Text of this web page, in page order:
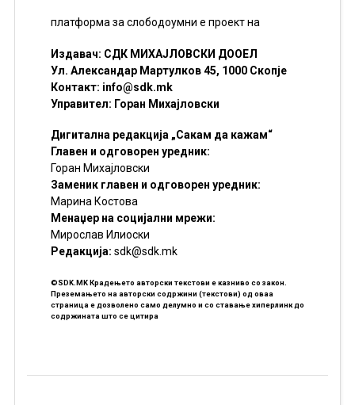
платформа за слободоумни е проект на
Издавач: СДК МИХАЈЛОВСКИ ДООЕЛ
Ул. Александар Мартулков 45, 1000 Скопје
Контакт: info@sdk.mk
Управител: Горан Михајловски
Дигитална редакција „Сакам да кажам“
Главен и одговорен уредник:
Горан Михајловски
Заменик главен и одговорен уредник:
Марина Костова
Менаџер на социјални мрежи:
Мирослав Илиоски
Редакцијa: sdk@sdk.mk
©SDK.MK Крадењето авторски текстови е казниво со закон.
Преземањето на авторски содржини (текстови) од оваа
страница е дозволено само делумно и со ставање хиперлинк до
содржината што се цитира